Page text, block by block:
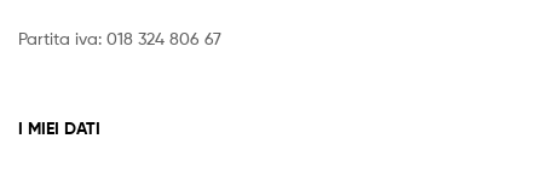
Partita iva: 018 324 806 67
I MIEI DATI